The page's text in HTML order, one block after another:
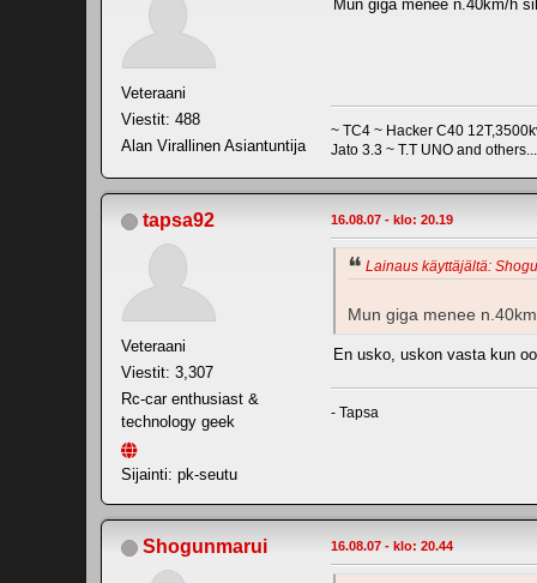
Veteraani
Viestit: 488
Alan Virallinen Asiantuntija
Mun giga menee n.40km/h
~ TC4 ~ Hacker C40
Jato 3.3 ~ T.T UNO and others...
tapsa92
Veteraani
Viestit: 3,307
Rc-car enthusiast &
technology geek
Sijainti: pk-seutu
16.08.07 - klo: 20.19
Lainaus käyttäjältä:
Mun giga menee
En usko, uskon vasta kun
- Tapsa
Shogunmarui 16.08.07 - klo: 20.44